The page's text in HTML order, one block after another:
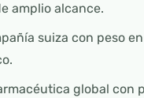
amplio alcance.
suiza con peso
global con